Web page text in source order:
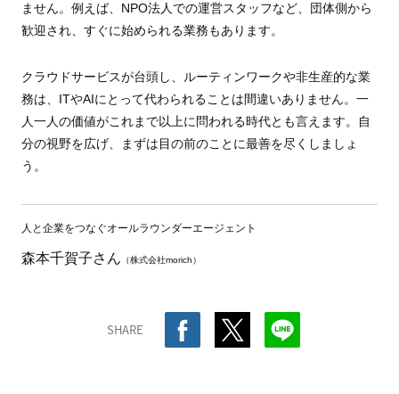
ません。例えば、NPO法人での運営スタッフなど、団体側から
歓迎され、すぐに始められる業務もあります。
クラウドサービスが台頭し、ルーティンワークや非生産的な業
務は、ITやAIにとって代わられることは間違いありません。一
人一人の価値がこれまで以上に問われる時代とも言えます。自
分の視野を広げ、まずは目の前のことに最善を尽くしましょ
う。
人と企業をつなぐオールラウンダーエージェント
森本千賀子さん （株式会社morich）
SHARE